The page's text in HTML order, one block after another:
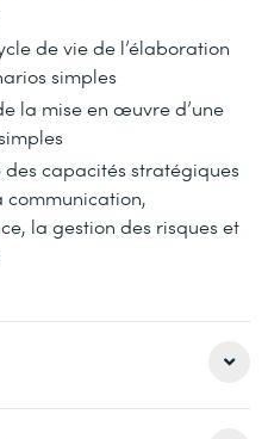
de vie de l’élaboration
simples
la mise en œuvre d’une
capacités stratégiques
communication,
la gestion des risques et